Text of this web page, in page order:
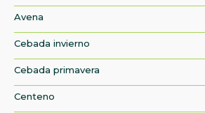
Avena
Cebada invierno
Cebada primavera
Centeno